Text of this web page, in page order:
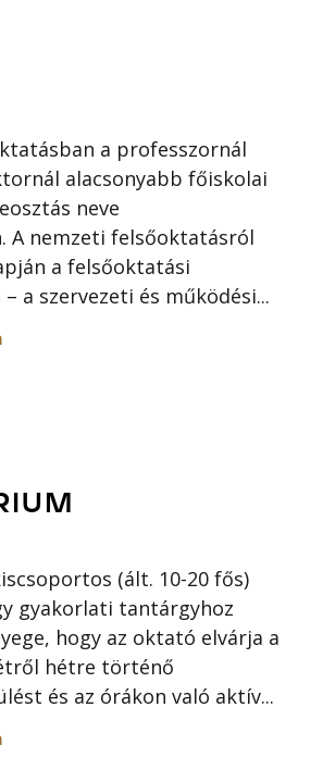
a professzornál
alacsonyabb főiskolai
neve
A nemzeti felsőoktatásról
a felsőoktatási
a szervezeti és működési...
(ált. 10-20 fős)
gyakorlati tantárgyhoz
hogy az oktató elvárja a
hétre történő
és az órákon való aktív...